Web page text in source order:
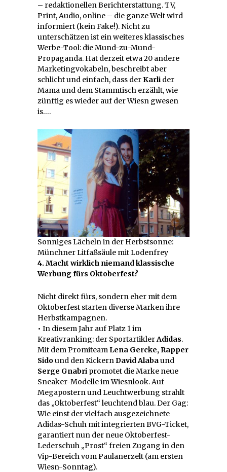
– redaktionellen Berichterstattung. TV,
Print, Audio, online – die ganze Welt wird
informiert (kein Fake!). Nicht zu
unterschätzen ist ein weiteres klassisches
Werbe-Tool: die Mund-zu-Mund-
Propaganda. Hat derzeit etwa 20 andere
Marketingvokabeln, beschreibt aber
schlicht und einfach, dass derKarli der
Mama und dem Stammtisch erzählt, wie
zünftig es wieder auf der Wiesn gwesen
is….
Sonniges Lächeln in der Herbstsonne:
Münchner Litfaßsäule mit Lodenfrey
4. Macht wirklich niemand klassische
Werbung fürs Oktoberfest?
Nicht direkt fürs, sondern eher mit dem
Oktoberfest starten diverse Marken ihre
Herbstkampagnen.
• In diesem Jahr auf Platz 1 im
Kreativranking: der SportartiklerAdidas.
Mit dem Promiteam Lena Gercke, Rapper
Sidound den Kickern David Alabaund
Serge Gnabri promotet die Marke neue
Sneaker-Modelle im Wiesnlook. Auf
Megapostern und Leuchtwerbung strahlt
das „Oktoberfest“ leuchtend blau. Der Gag:
Wie einst der vielfach ausgezeichnete
Adidas-Schuh mit integrierten BVG-Ticket,
garantiert nun der neue Oktoberfest-
Lederschuh „Prost“ freien Zugang in den
Vip-Bereich vom Paulanerzelt (am ersten
Wiesn-Sonntag).